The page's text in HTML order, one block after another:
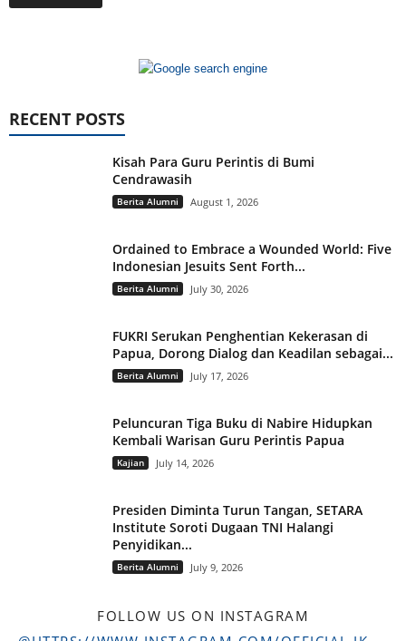
RECENT POSTS
Kisah Para Guru Perintis di Bumi
Cendrawasih
Berita Alumni August 1, 2026
Ordained to Embrace a Wounded World: Five
Indonesian Jesuits Sent Forth...
Berita Alumni July 30, 2026
FUKRI Serukan Penghentian Kekerasan di
Papua, Dorong Dialog dan Keadilan sebagai...
Berita Alumni July 17, 2026
Peluncuran Tiga Buku di Nabire Hidupkan
Kembali Warisan Guru Perintis Papua
Kajian July 14, 2026
Presiden Diminta Turun Tangan, SETARA
Institute Soroti Dugaan TNI Halangi
Penyidikan...
Berita Alumni July 9, 2026
FOLLOW US ON INSTAGRAM